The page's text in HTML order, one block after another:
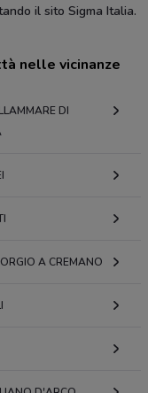
il sito Sigma Italia.
nelle vicinanze
DI
A CREMANO